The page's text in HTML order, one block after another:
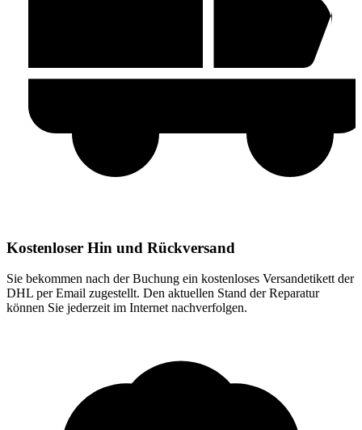
Kostenloser Hin und Rückversand
Sie bekommen nach der Buchung ein kostenloses Versandetikett der
DHL per Email zugestellt. Den aktuellen Stand der Reparatur
können Sie jederzeit im Internet nachverfolgen.